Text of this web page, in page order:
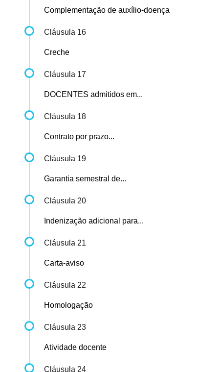
Complementação de auxílio-doença
Cláusula 16
Creche
Cláusula 17
DOCENTES admitidos em...
Cláusula 18
Contrato por prazo...
Cláusula 19
Garantia semestral de...
Cláusula 20
Indenização adicional para...
Cláusula 21
Carta-aviso
Cláusula 22
Homologação
Cláusula 23
Atividade docente
Cláusula 24